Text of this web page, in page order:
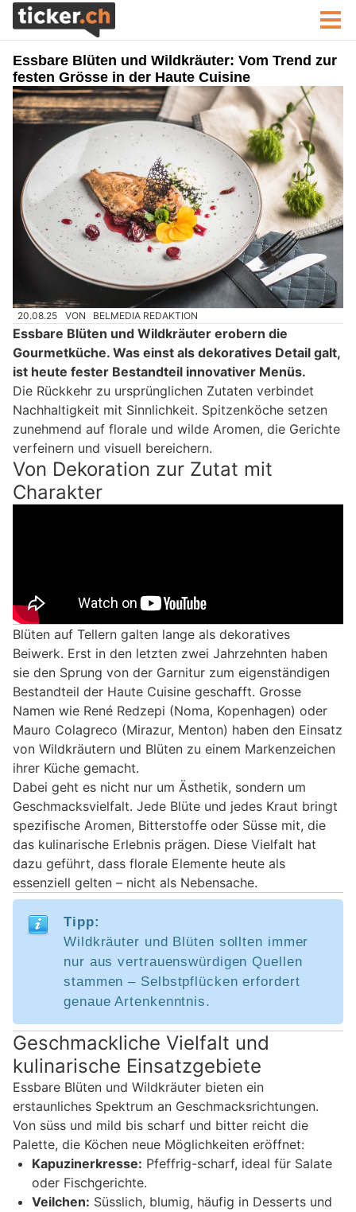
Essbare Blüten und Wildkräuter: Vom Trend zur
festen Grösse in der Haute Cuisine
20.08.25 VON BELMEDIA REDAKTION
Essbare Blüten und Wildkräuter erobern die
Gourmetküche. Was einst als dekoratives Detail galt,
ist heute fester Bestandteil innovativer Menüs.
Die Rückkehr zu ursprünglichen Zutaten verbindet
Nachhaltigkeit mit Sinnlichkeit. Spitzenköche setzen
zunehmend auf florale und wilde Aromen, die Gerichte
verfeinern und visuell bereichern.
Von Dekoration zur Zutat mit
Charakter
Blüten auf Tellern galten lange als dekoratives
Beiwerk. Erst in den letzten zwei Jahrzehnten haben
sie den Sprung von der Garnitur zum eigenständigen
Bestandteil der Haute Cuisine geschafft. Grosse
Namen wie René Redzepi (Noma, Kopenhagen) oder
Mauro Colagreco (Mirazur, Menton) haben den Einsatz
von Wildkräutern und Blüten zu einem Markenzeichen
ihrer Küche gemacht.
Dabei geht es nicht nur um Ästhetik, sondern um
Geschmacksvielfalt. Jede Blüte und jedes Kraut bringt
spezifische Aromen, Bitterstoffe oder Süsse mit, die
das kulinarische Erlebnis prägen. Diese Vielfalt hat
dazu geführt, dass florale Elemente heute als
essenziell gelten – nicht als Nebensache.
Tipp:
Wildkräuter und Blüten sollten immer
nur aus vertrauenswürdigen Quellen
stammen – Selbstpflücken erfordert
genaue Artenkenntnis.
Geschmackliche Vielfalt und
kulinarische Einsatzgebiete
Essbare Blüten und Wildkräuter bieten ein
erstaunliches Spektrum an Geschmacksrichtungen.
Von süss und mild bis scharf und bitter reicht die
Palette, die Köchen neue Möglichkeiten eröffnet:
Kapuzinerkresse: Pfeffrig-scharf, ideal für Salate
oder Fischgerichte.
Veilchen: Süsslich, blumig, häufig in Desserts und